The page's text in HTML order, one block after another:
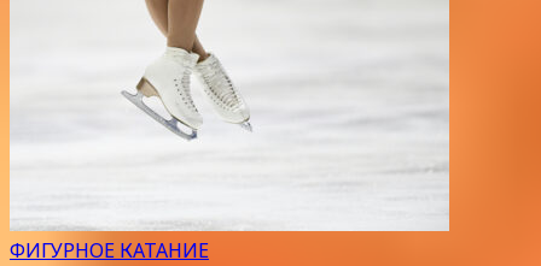
ФИГУРНОЕ КАТАНИЕ